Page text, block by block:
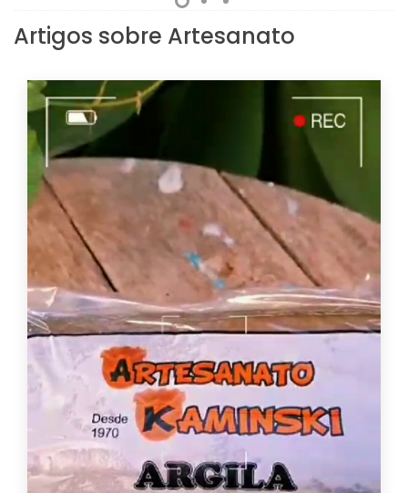
Artigos sobre Artesanato